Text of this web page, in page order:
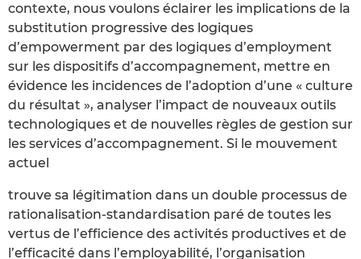
contexte, nous voulons éclairer les implications de la
substitution progressive des logiques
d’empowerment par des logiques d’employment
sur les dispositifs d’accompagnement, mettre en
évidence les incidences de l’adoption d’une « culture
du résultat », analyser l’impact de nouveaux outils
technologiques et de nouvelles règles de gestion sur
les services d’accompagnement. Si le mouvement
actuel
trouve sa légitimation dans un double processus de
rationalisation-standardisation paré de toutes les
vertus de l’efficience des activités productives et de
l’efficacité dans l’employabilité, l’organisation